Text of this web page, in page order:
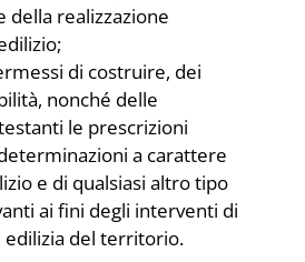
della realizzazione
di costruire, dei
nonché delle
le prescrizioni
a carattere
e di qualsiasi altro tipo
ai fini degli interventi di
del territorio.